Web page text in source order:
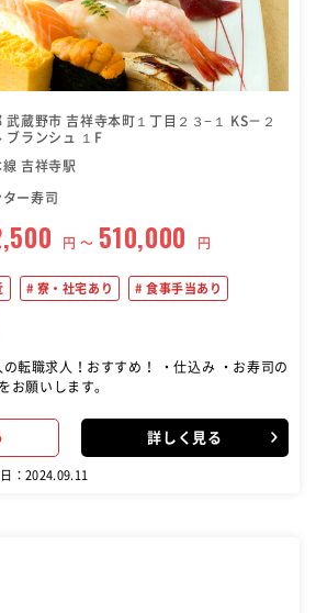
武蔵野市 吉祥寺本町１丁目２３−１ KS－２
ブランシュ １F
線 吉祥寺駅
ター寿司
円 〜 510,000 円
寮・社宅あり 食事手当あり
おすすめ！ ・仕込み ・お寿司の
お願いします。
詳しく見る
：2024.09.11